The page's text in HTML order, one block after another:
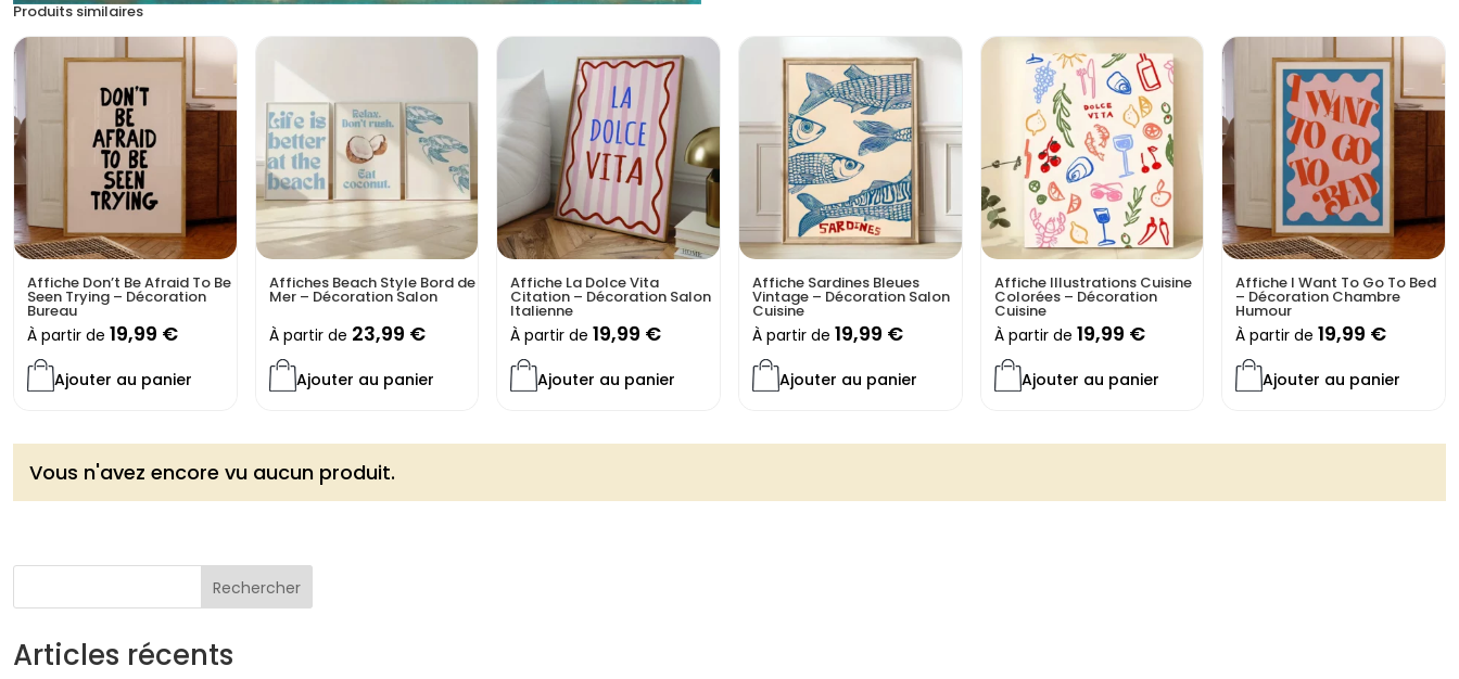
Produits similaires
Affiche Don’t Be Afraid To Be
Seen Trying – Décoration
Bureau
À partir de 19,99 €
Ajouter au panier
Affiches Beach Style Bord de
Mer – Décoration Salon
À partir de 23,99 €
Ajouter au panier
Affiche La Dolce Vita
Citation – Décoration Salon
Italienne
À partir de19,99 €
Ajouter au panier
Affiche Sardines Bleues
Vintage – Décoration Salon
Cuisine
À partir de 19,99 €
Ajouter au panier
Affiche Illustrations Cuisine
Colorées – Décoration
Cuisine
À partir de 19,99 €
Ajouter au panier
Affiche I Want To Go To Bed
– Décoration Chambre
Humour
À partir de19,99 €
Ajouter au panier
Vous n'avez encore vu aucun produit.
Rechercher
Articles récents